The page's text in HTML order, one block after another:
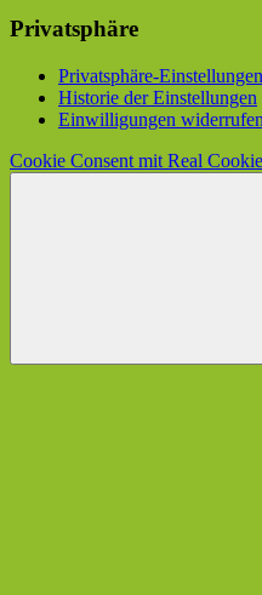
Privatsphäre
Privatsphäre-
Historie der Einstellungen
Einwilligungen widerrufen
Cookie Consent mit Real